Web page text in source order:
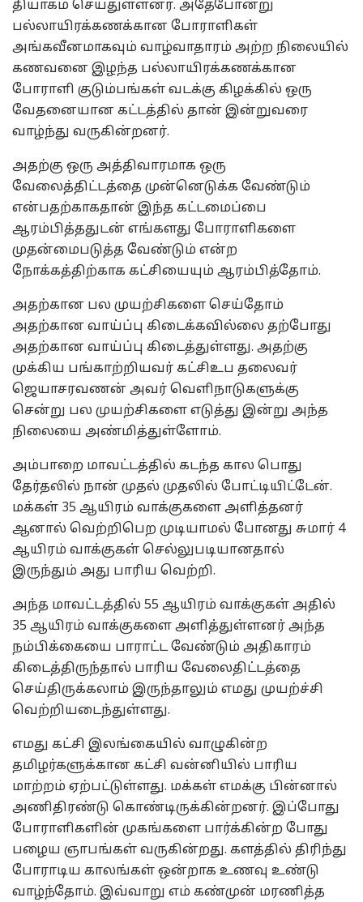
தியாகம் செய்துள்ளனர். அதேபோன்று
பல்லாயிரக்கணக்கான போராளிகள்
அங்கவீனமாகவும் வாழ்வாதாரம் அற்ற நிலையில்
கணவனை இழந்த பல்லாயிரக்கணக்கான
போராளி குடும்பங்கள் வடக்கு கிழக்கில் ஒரு
வேதனையான கட்டத்தில் தான் இன்றுவரை
வாழ்ந்து வருகின்றனர்.
அதற்கு ஒரு அத்திவாரமாக ஒரு
வேலைத்திட்டத்தை முன்னெடுக்க வேண்டும்
என்பதற்காகதான் இந்த கட்டமைப்பை
ஆரம்பித்ததுடன் எங்களது போராளிகளை
முதன்மைபடுத்த வேண்டும் என்ற
நோக்கத்திற்காக கட்சியையும் ஆரம்பித்தோம்.
அதற்கான பல முயற்சிகளை செய்தோம்
அதற்கான வாய்ப்பு கிடைக்கவில்லை தற்போது
அதற்கான வாய்ப்பு கிடைத்துள்ளது. அதற்கு
முக்கிய பங்காற்றியவர் கட்சிஉப தலைவர்
ஜெயாசரவணன் அவர் வெளிநாடுகளுக்கு
சென்று பல முயற்சிகளை எடுத்து இன்று அந்த
நிலையை அண்மித்துள்ளோம்.
அம்பாறை மாவட்டத்தில் கடந்த கால பொது
தேர்தலில் நான் முதல் முதலில் போட்டியிட்டேன்.
மக்கள் 35 ஆயிரம் வாக்குகளை அளித்தனர்
ஆனால் வெற்றிபெற முடியாமல் போனது சுமார் 4
ஆயிரம் வாக்குகள் செல்லுபடியானதால்
இருந்தும் அது பாரிய வெற்றி.
அந்த மாவட்டத்தில் 55 ஆயிரம் வாக்குகள் அதில்
35 ஆயிரம் வாக்குகளை அளித்துள்ளனர் அந்த
நம்பிக்கையை பாராட்ட வேண்டும் அதிகாரம்
கிடைத்திருந்தால் பாரிய வேலைதிட்டத்தை
செய்திருக்கலாம் இருந்தாலும் எமது முயற்ச்சி
வெற்றியடைந்துள்ளது.
எமது கட்சி இலங்கையில் வாழுகின்ற
தமிழர்களுக்கான கட்சி வன்னியில் பாரிய
மாற்றம் ஏற்பட்டுள்ளது. மக்கள் எமக்கு பின்னால்
அணிதிரண்டு கொண்டிருக்கின்றனர். இப்போது
போராளிகளின் முகங்களை பார்க்கின்ற போது
பழைய ஞாபங்கள் வருகின்றது. களத்தில் திரிந்து
போராடிய காலங்கள் ஒன்றாக உணவு உண்டு
வாழ்ந்தோம். இவ்வாறு எம் கண்முன் மரணித்த